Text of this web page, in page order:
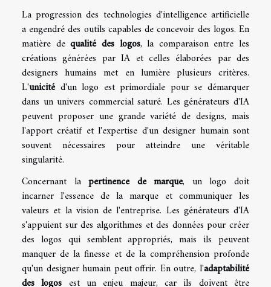
La progression des technologies d'intelligence artificielle
a engendré des outils capables de concevoir des logos. En
matière dequalité des logos, la comparaison entre les
créations générées par IA et celles élaborées par des
designers humains met en lumière plusieurs critères.
L'unicitéd'un logo est primordiale pour se démarquer
dans un univers commercial saturé. Les générateurs d'IA
peuvent proposer une grande variété de designs, mais
l'apport créatif et l'expertise d'un designer humain sont
souvent nécessaires pour atteindre une véritable
singularité.
Concernant lapertinence de marque, un logo doit
incarner l'essence de la marque et communiquer les
valeurs et la vision de l'entreprise. Les générateurs d'IA
s'appuient sur des algorithmes et des données pour créer
des logos qui semblent appropriés, mais ils peuvent
manquer de la finesse et de la compréhension profonde
qu'un designer humain peut offrir. En outre, l'adaptabilité
des logos est un enjeu majeur, car ils doivent être